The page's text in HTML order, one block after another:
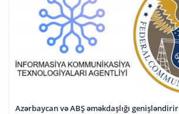
Azərbaycan və ABŞ əməkdaşlığı genişləndirir